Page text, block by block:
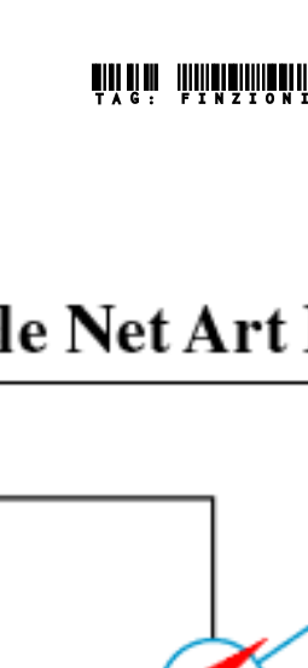
TAG: